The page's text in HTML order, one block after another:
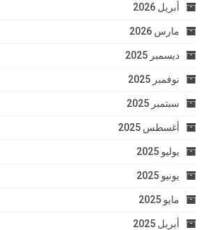
أبريل 2026
مارس 2026
ديسمبر 2025
نوفمبر 2025
سبتمبر 2025
أغسطس 2025
يوليو 2025
يونيو 2025
مايو 2025
أبريل 2025